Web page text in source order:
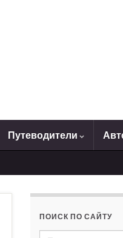
Путеводители
ПОИСК ПО САЙТУ